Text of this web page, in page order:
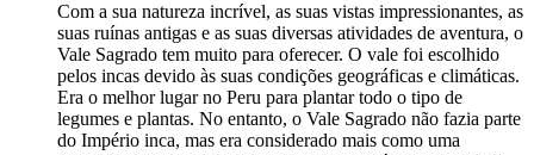
Com a sua natureza incrível, as suas vistas impressionantes, as
suas ruínas antigas e as suas diversas atividades de aventura, o
Vale Sagrado tem muito para oferecer. O vale foi escolhido
pelos incas devido às suas condições geográficas e climáticas.
Era o melhor lugar no Peru para plantar todo o tipo de
legumes e plantas. No entanto, o Vale Sagrado não fazia parte
do Império inca, mas era considerado mais como uma